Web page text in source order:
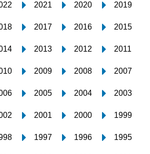
2021 2020 2019
2017 2016 2015
2013 2012 2011
2009 2008 2007
2005 2004 2003
2001 2000 1999
1997 1996 1995